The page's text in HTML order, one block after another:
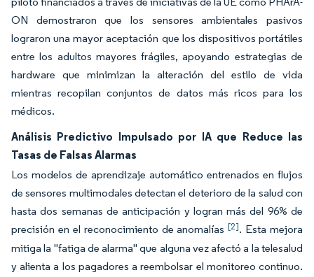
ON demostraron que los sensores ambientales pasivos
lograron una mayor aceptación que los dispositivos portátiles
entre los adultos mayores frágiles, apoyando estrategias de
hardware que minimizan la alteración del estilo de vida
mientras recopilan conjuntos de datos más ricos para los
médicos.
Análisis Predictivo Impulsado por IA que Reduce las
Tasas de Falsas Alarmas
Los modelos de aprendizaje automático entrenados en flujos
de sensores multimodales detectan el deterioro de la salud con
hasta dos semanas de anticipación y logran más del 96% de
precisión en el reconocimiento de anomalías[2]. Esta mejora
mitiga la "fatiga de alarma" que alguna vez afectó a la telesalud
y alienta a los pagadores a reembolsar el monitoreo continuo.